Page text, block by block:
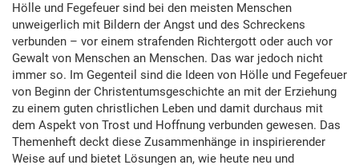
Hölle und Fegefeuer sind bei den meisten Menschen
unweigerlich mit Bildern der Angst und des Schreckens
verbunden – vor einem strafenden Richtergott oder auch vor
Gewalt von Menschen an Menschen. Das war jedoch nicht
immer so. Im Gegenteil sind die Ideen von Hölle und Fegefeuer
von Beginn der Christentumsgeschichte an mit der Erziehung
zu einem guten christlichen Leben und damit durchaus mit
dem Aspekt von Trost und Hoffnung verbunden gewesen. Das
Themenheft deckt diese Zusammenhänge in inspirierender
Weise auf und bietet Lösungen an, wie heute neu und